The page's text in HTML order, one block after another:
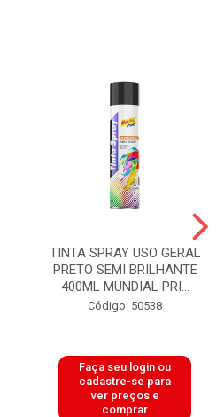
TINTA SPRAY USO GERAL
PRETO SEMI BRILHANTE
400ML MUNDIAL PRI...
Código: 50538
Faça seu login ou
cadastre-se para
ver preços e
comprar